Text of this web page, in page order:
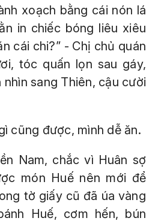
xoạch bằng cái nón lá
in chiếc bóng liêu xiêu
cái chi?” - Chị chủ quán
tóc quấn lọn sau gáy,
nhìn sang Thiên, cậu cười
cũng được, mình dễ ăn.
Nam, chắc vì Huân sợ
món Huế nên mới để
tờ giấy cũ đã úa vàng
Huế, cơm hến, bún